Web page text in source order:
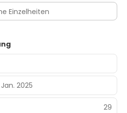
Einzelheiten
2025
29